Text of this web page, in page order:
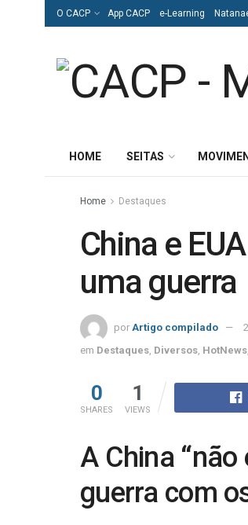
O CACP App CACP e-Learning
HOME SEITAS
Home Destaques
China e
uma guerra
por Artigo compilado
em Destaques Diversos HotNews
0
SHARES
1
VIEWS
A China
guerra com